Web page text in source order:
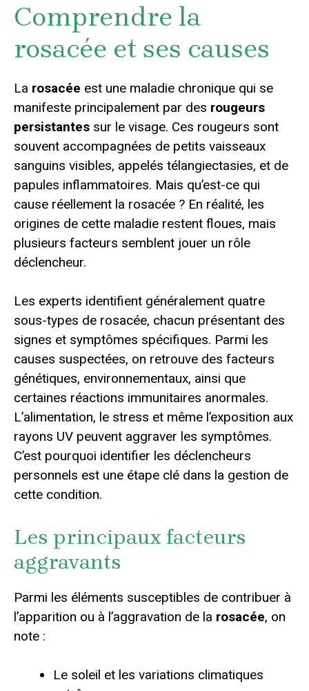
Comprendre la
rosacée et ses causes
La rosacée est une maladie chronique qui se
manifeste principalement par des rougeurs
persistantes sur le visage. Ces rougeurs sont
souvent accompagnées de petits vaisseaux
sanguins visibles, appelés télangiectasies, et de
papules inflammatoires. Mais qu’est-ce qui
cause réellement la rosacée ? En réalité, les
origines de cette maladie restent floues, mais
plusieurs facteurs semblent jouer un rôle
déclencheur.
Les experts identifient généralement quatre
sous-types de rosacée, chacun présentant des
signes et symptômes spécifiques. Parmi les
causes suspectées, on retrouve des facteurs
génétiques, environnementaux, ainsi que
certaines réactions immunitaires anormales.
L’alimentation, le stress et même l’exposition aux
rayons UV peuvent aggraver les symptômes.
C’est pourquoi identifier les déclencheurs
personnels est une étape clé dans la gestion de
cette condition.
Les principaux facteurs
aggravants
Parmi les éléments susceptibles de contribuer à
l’apparition ou à l’aggravation de la rosacée, on
note :
Le soleil et les variations climatiques